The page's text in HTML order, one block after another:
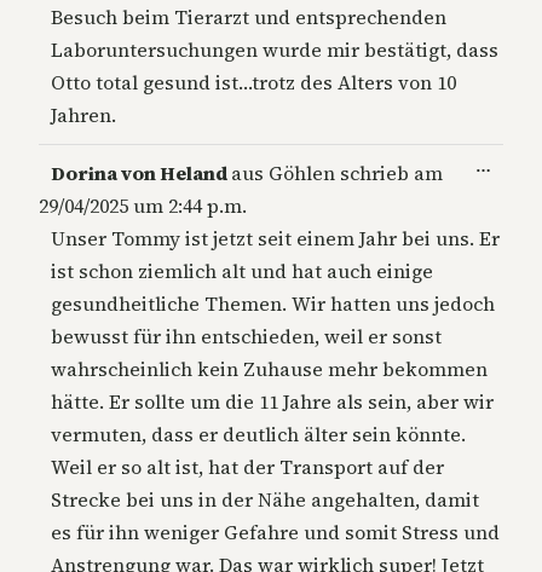
Besuch beim Tierarzt und entsprechenden
Laboruntersuchungen wurde mir bestätigt, dass
Otto total gesund ist…trotz des Alters von 10
Jahren.
Dorina von Helandaus Göhlen schrieb am
29/04/2025um 2:44 p.m.
Unser Tommy ist jetzt seit einem Jahr bei uns. Er
ist schon ziemlich alt und hat auch einige
gesundheitliche Themen. Wir hatten uns jedoch
bewusst für ihn entschieden, weil er sonst
wahrscheinlich kein Zuhause mehr bekommen
hätte. Er sollte um die 11 Jahre als sein, aber wir
vermuten, dass er deutlich älter sein könnte.
Weil er so alt ist, hat der Transport auf der
Strecke bei uns in der Nähe angehalten, damit
es für ihn weniger Gefahre und somit Stress und
Anstrengung war. Das war wirklich super! Jetzt
…